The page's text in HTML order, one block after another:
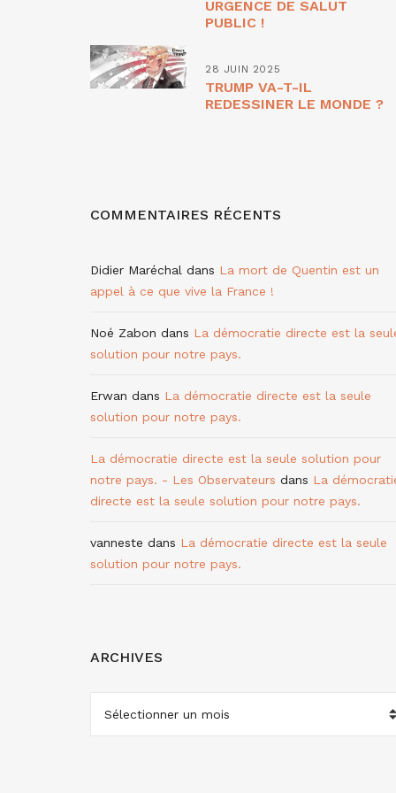
URGENCE DE SALUT
PUBLIC !
28 JUIN 2025
TRUMP VA-T-IL
REDESSINER LE MONDE ?
COMMENTAIRES RÉCENTS
Didier Maréchal dans La mort de Quentin est un
appel à ce que vive la France !
Noé Zabon dans La démocratie directe est la
solution pour notre pays.
Erwan dans La démocratie directe est la seule
solution pour notre pays.
La démocratie directe est la seule solution pour
notre pays. - Les Observateurs dans La
directe est la seule solution pour notre pays.
vanneste dans La démocratie directe est la seule
solution pour notre pays.
ARCHIVES
ARCHIVES